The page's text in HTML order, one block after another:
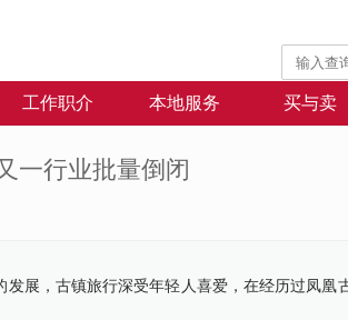
工作职介 本地服务 买与卖
一行业批量倒闭
，古镇旅行深受年轻人喜爱，在经历过凤凰